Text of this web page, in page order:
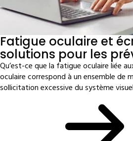
Fatigue oculaire et
solutions pour les
Qu’est-ce que la fatigue oculaire liée
oculaire correspond à un ensemble de
sollicitation excessive du système